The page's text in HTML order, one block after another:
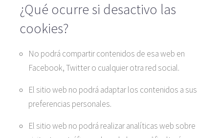
¿Qué ocurre si desactivo las
cookies?
No podrá compartir contenidos de esa web en
Facebook, Twitter o cualquier otra red social.
El sitio web no podrá adaptar los contenidos a sus
preferencias personales.
El sitio web no podrá realizar analíticas web sobre